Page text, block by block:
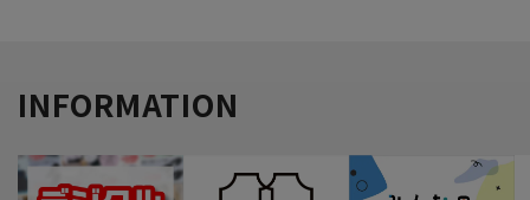
INFORMATION